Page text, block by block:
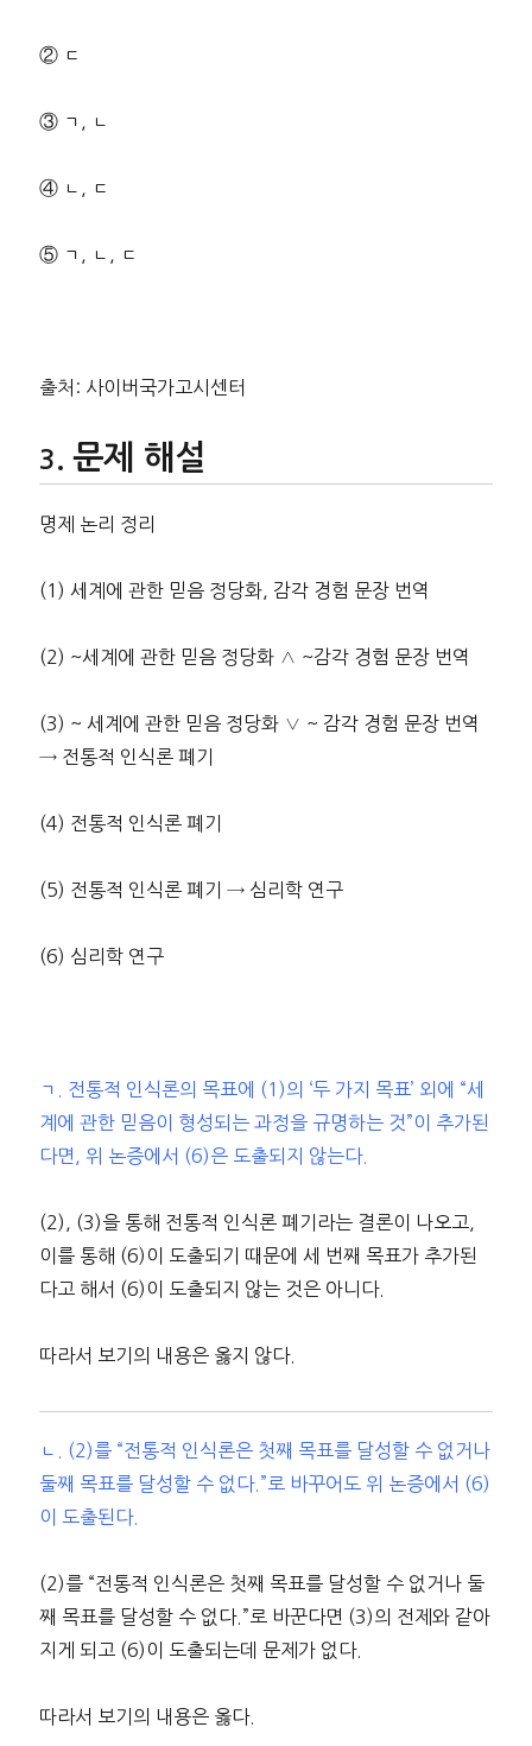
② ㄷ
③ ㄱ, ㄴ
④ ㄴ, ㄷ
⑤ ㄱ, ㄴ, ㄷ
출처: 사이버국가고시센터
문제 해설
명제 논리 정리
(1) 세계에 관한 믿음 정당화, 감각 경험 문장 번역
(2) ~세계에 관한 믿음 정당화 ∧ ~감각 경험 문장 번역
(3) ~ 세계에 관한 믿음 정당화 ∨ ~ 감각 경험 문장 번역
→ 전통적 인식론 폐기
(4) 전통적 인식론 폐기
(5) 전통적 인식론 폐기 → 심리학 연구
(6) 심리학 연구
ㄱ. 전통적 인식론의 목표에 (1)의 ‘두 가지 목표’ 외에 “세
계에 관한 믿음이 형성되는 과정을 규명하는 것”이 추가된
다면, 위 논증에서 (6)은 도출되지 않는다.
(2), (3)을 통해 전통적 인식론 폐기라는 결론이 나오고,
이를 통해 (6)이 도출되기 때문에 세 번째 목표가 추가된
다고 해서 (6)이 도출되지 않는 것은 아니다.
따라서 보기의 내용은 옳지 않다.
ㄴ. (2)를 “전통적 인식론은 첫째 목표를 달성할 수 없거나
둘째 목표를 달성할 수 없다.”로 바꾸어도 위 논증에서 (6)
이 도출된다.
(2)를 “전통적 인식론은 첫째 목표를 달성할 수 없거나 둘
째 목표를 달성할 수 없다.”로 바꾼다면 (3)의 전제와 같아
지게 되고 (6)이 도출되는데 문제가 없다.
따라서 보기의 내용은 옳다.